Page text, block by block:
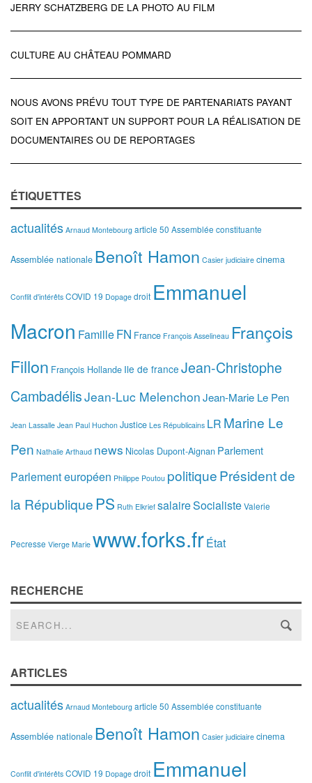
JERRY SCHATZBERG DE LA PHOTO AU FILM
CULTURE AU CHÂTEAU POMMARD
NOUS AVONS PRÉVU TOUT TYPE DE PARTENARIATS PAYANT
SOIT EN APPORTANT UN SUPPORT POUR LA RÉALISATION DE
DOCUMENTAIRES OU DE REPORTAGES
ÉTIQUETTES
actualités Arnaud Montebourg article 50 Assemblée constituante
Assemblée nationale Benoît Hamon Casier judiciaire cinema
Conflit d'intérêts COVID 19 Dopage droit Emmanuel
Macron FamilleFN France François Asselineau François
Fillon François Hollande Ile de france Jean-Christophe
CambadélisJean-Luc MelenchonJean-Marie Le Pen
Jean Lassalle Jean Paul Huchon Justice Les Républicains LR Marine Le
Pen Nathalie Arthaud news Nicolas Dupont-Aignan Parlement
Parlement européen Philippe Poutou politiquePrésident de
la République PS Ruth Elkrief salaireSocialisteValerie
Pecresse Vierge Marie www.forks.frÉtat
RECHERCHE
ARTICLES
actualités Arnaud Montebourg article 50 Assemblée constituante
Assemblée nationale Benoît Hamon Casier judiciaire cinema
Conflit d'intérêts COVID 19 Dopage droit Emmanuel